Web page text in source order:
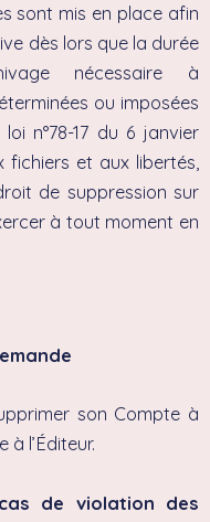
sont mis en place afin
dès lors que la durée
nécessaire à
ou imposées
n°78-17 du 6 janvier
fichiers et aux libertés,
de suppression sur
à tout moment en
son Compte à
l’Éditeur.
de violation des